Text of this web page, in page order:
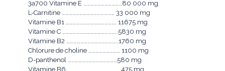
3a700 Vitamine E ……………………………80 000 mg
L-Carnitine ……………………………………… 33 000 mg
Vitamine B1 ……………………………………. 11675 mg
Vitamine C ………………………………………..5830 mg
Vitamine B2 ……………………………………..1760 mg
Chlorure de choline ……………………… 1100 mg
D-panthenol ……………………………………580 mg
Vitamine B6 …………………………………….. 475 mg